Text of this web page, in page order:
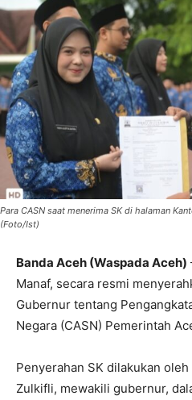
Para CASN saat menerima SK di halaman
(Foto/Ist)
Banda Aceh (Waspada Aceh)
Manaf, secara resmi
Gubernur tentang
Negara (CASN) Pemerintah
Penyerahan SK dilakukan
Zulkifli, mewakili gubernur,